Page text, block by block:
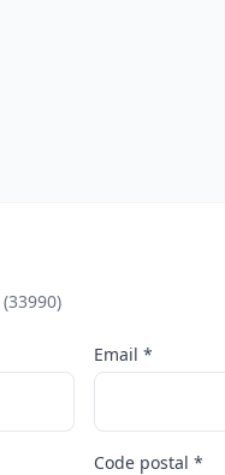
Email *
Code postal *